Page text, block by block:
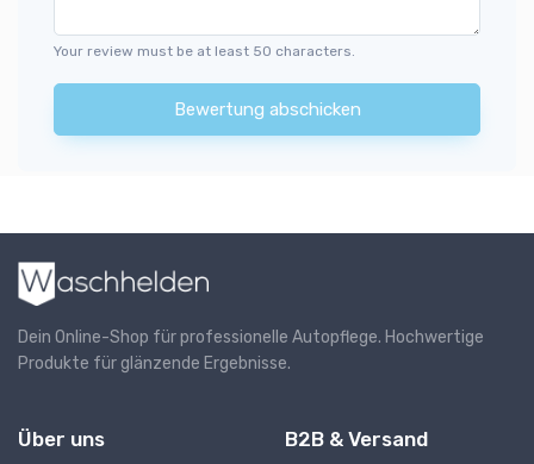
Your review must be at least 50 characters.
Bewertung abschicken
Dein Online-Shop für professionelle Autopflege. Hochwertige
Produkte für glänzende Ergebnisse.
Über uns B2B & Versand